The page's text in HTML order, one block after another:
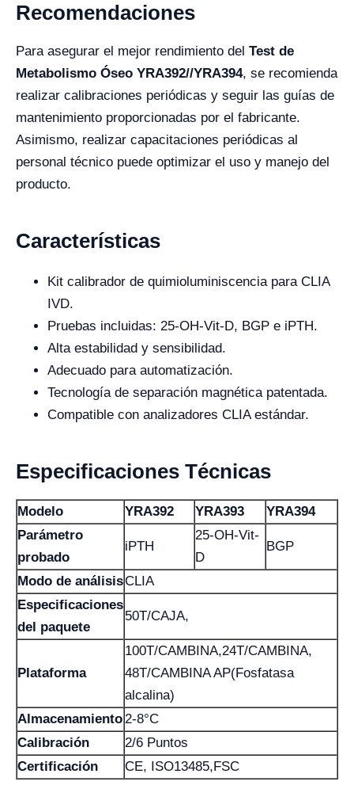
Recomendaciones
Para asegurar el mejor rendimiento del Test de
Metabolismo Óseo YRA392//YRA394, se recomienda
realizar calibraciones periódicas y seguir las guías de
mantenimiento proporcionadas por el fabricante.
Asimismo, realizar capacitaciones periódicas al
personal técnico puede optimizar el uso y manejo del
producto.
Características
Kit calibrador de quimioluminiscencia para CLIA
IVD.
Pruebas incluidas: 25-OH-Vit-D, BGP e iPTH.
Alta estabilidad y sensibilidad.
Adecuado para automatización.
Tecnología de separación magnética patentada.
Compatible con analizadores CLIA estándar.
Especificaciones Técnicas
Modelo YRA392 YRA393
YRA394
Parámetro
probado
iPTH
25-OH-Vit-
D
BGP
Modo de análisisCLIA
Especificaciones
del paquete
50T/CAJA,
Plataforma
100T/CAMBINA,24T/CAMBINA,
48T/CAMBINA AP(Fosfatasa
alcalina)
Almacenamiento2-8°C
Calibración
2/6 Puntos
Certificación
CE, ISO13485,FSC